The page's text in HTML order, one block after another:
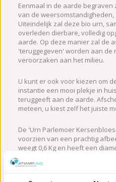
Eenmaal in de aarde
van de
Uiteindelijk zal deze bio urn,
overleden dierbare, volledig
aarde. Op deze manier zal de
'teruggegeven' worden aan de
veroorzaken aan het milieu.
U kunt er ook voor kiezen om
instantie een mooi plekje in
teruggeeft aan de aarde.
meteen, u kiest zelf het juiste
De 'Urn Parlemoer
voorzien van een prachtig
weegt 0,6 Kg en heeft een
van deze urn is veelal geschikt
volledige hoeveelheid as van